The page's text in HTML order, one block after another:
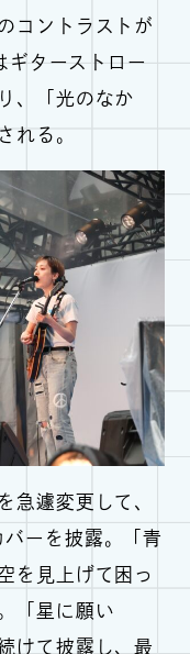
コントラストが
ギターストロー
、「光のなか
れる。
急遽変更して、
ーを披露。「青
を見上げて困っ
「星に願い
けて披露し、最